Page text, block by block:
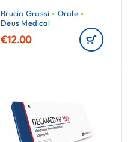
Brucia Grassi
Orale
Deus Medical
€12.00